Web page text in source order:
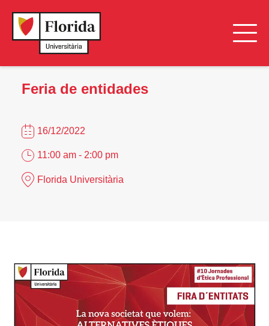
Feria de entidades
16/12/2022
11:00 am - 2:00 pm
Florida Universitària